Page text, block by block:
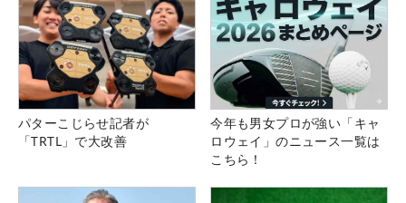
パターこじらせ記者が
「TRTL」で大改善
今年も男女プロが強い「キャ
ロウェイ」のニュース一覧は
こちら！